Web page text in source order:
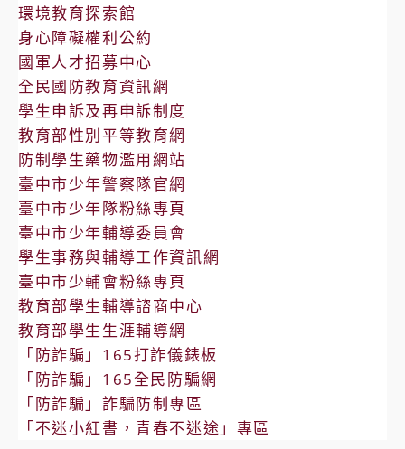
環境教育探索館
身心障礙權利公約
國軍人才招募中心
全民國防教育資訊網
學生申訴及再申訴制度
教育部性別平等教育網
防制學生藥物濫用網站
臺中市少年警察隊官網
臺中市少年隊粉絲專頁
臺中市少年輔導委員會
學生事務與輔導工作資訊網
臺中市少輔會粉絲專頁
教育部學生輔導諮商中心
教育部學生生涯輔導網
「防詐騙」165打詐儀錶板
「防詐騙」165全民防騙網
「防詐騙」詐騙防制專區
「不迷小紅書，青春不迷途」專區